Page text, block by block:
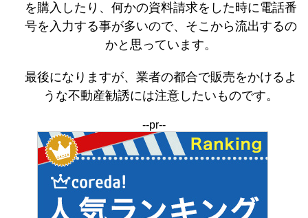
を購入したり、何かの資料請求をした時に電話番
号を入力する事が多いので、そこから流出するの
かと思っています。
最後になりますが、業者の都合で販売をかけるよ
うな不動産勧誘には注意したいものです。
--pr--